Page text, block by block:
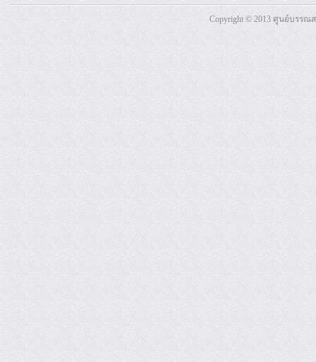
Copyright © 2013 ศูนย์บรร